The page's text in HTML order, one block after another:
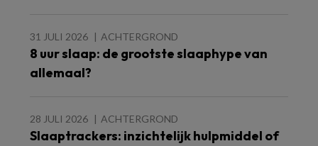
31 JULI 2026 ACHTERGROND
8 uur slaap: de grootste slaaphype van
allemaal?
28 JULI 2026 ACHTERGROND
Slaaptrackers: inzichtelijk hulpmiddel of